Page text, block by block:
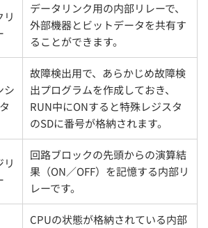
リ
データリンク用の内部リレーで、
外部機器とビットデータを共有す
ることができます。
シ
故障検出用で、あらかじめ故障検
出プログラムを作成しておき、
RUN中にONすると特殊レジスタ
のSDに番号が格納されます。
リ
回路ブロックの先頭からの演算結
果（ON／OFF）を記憶する内部リ
レーです。
CPUの状態が格納されている内部